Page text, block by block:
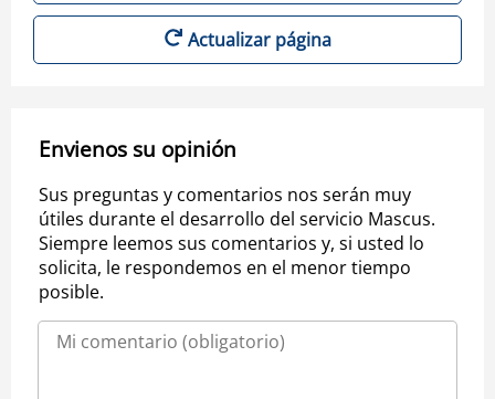
Actualizar página
Envienos su opinión
Sus preguntas y comentarios nos serán muy
útiles durante el desarrollo del servicio Mascus.
Siempre leemos sus comentarios y, si usted lo
solicita, le respondemos en el menor tiempo
posible.